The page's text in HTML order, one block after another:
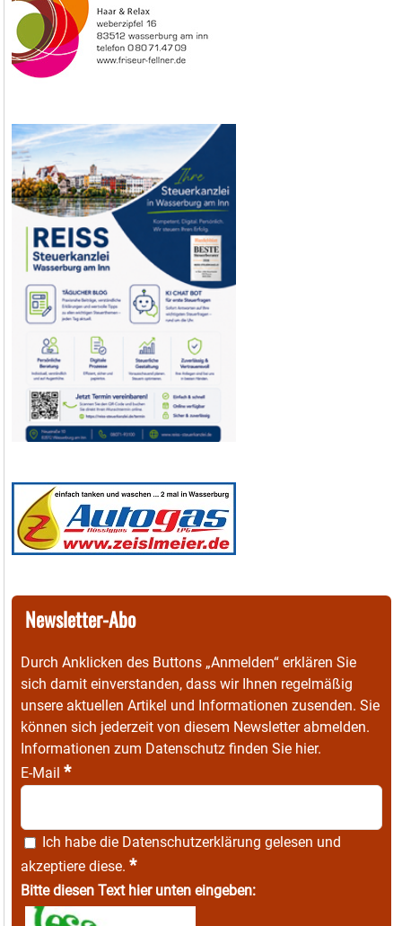
Newsletter-Abo
Durch Anklicken des Buttons „Anmelden“ erklären Sie
sich damit einverstanden, dass wir Ihnen regelmäßig
unsere aktuellen Artikel und Informationen zusenden. Sie
können sich jederzeit von diesem Newsletter abmelden.
Informationen zum Datenschutz finden Sie hier.
E-Mail *
Ich habe die Datenschutzerklärung gelesen und
akzeptiere diese. *
Bitte diesen Text hier unten eingeben: